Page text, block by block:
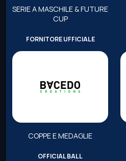
SERIE A MASCHILE & FUTURE
CUP
FORNITORE UFFICIALE
COPPE E MEDAGLIE
OFFICIAL BALL